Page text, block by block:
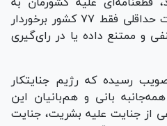
تصویب رساندند که از حمایت حداقلی فقط ۷۷ کشور برخوردار
منفی و ممتنع داده یا در رای‌گیری
رسیده که رژیم جنایتکار
صهیونیستی با حمایت‌های همه‌جانبه بانی و هم‌‎بانیان این
از جنایت علیه بشریت، جنایت